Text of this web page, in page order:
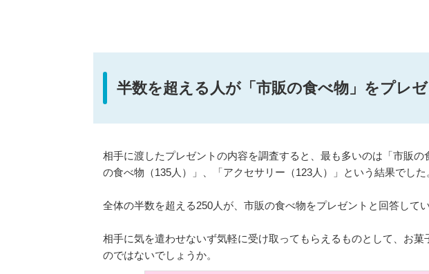
半数を超える人が「市販の食べ物」をプレゼ
相手に渡したプレゼントの内容を調査すると、最も多いのは「市販の
の食べ物（135人）」、「アクセサリー（123人）」という結果でした
全体の半数を超える250人が、市販の食べ物をプレゼントと回答してい
相手に気を遣わせないず気軽に受け取ってもらえるものとして、お
のではないでしょうか。